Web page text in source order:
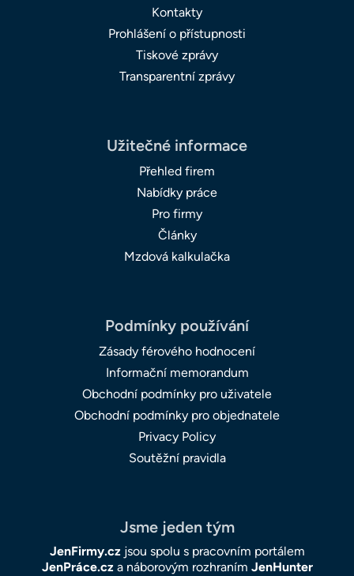
Kontakty
Prohlášení o přístupnosti
Tiskové zprávy
Transparentní zprávy
Užitečné informace
Přehled firem
Nabídky práce
Pro firmy
Články
Mzdová kalkulačka
Podmínky používání
Zásady férového hodnocení
Informační memorandum
Obchodní podmínky pro uživatele
Obchodní podmínky pro objednatele
Privacy Policy
Soutěžní pravidla
Jsme jeden tým
JenFirmy.czjsou spolu s pracovním portálem
JenPráce.cza náborovým rozhraním JenHunter